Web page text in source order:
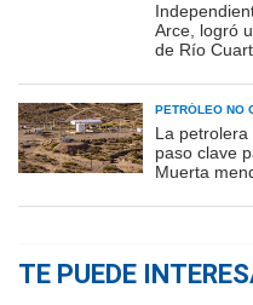
Arce, logró
de Río
PETRÓLEO NO
La
paso clave
Muerta
TE PUEDE